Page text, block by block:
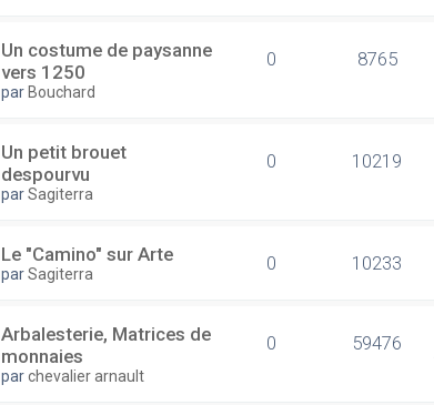
Un costume de paysanne
vers 1250
par Bouchard
0 8765
Un petit brouet
despourvu
parSagiterra
0 10219
Le "Camino" sur Arte
parSagiterra 0 10233
Arbalesterie, Matrices de
monnaies
parchevalier arnault
0 59476